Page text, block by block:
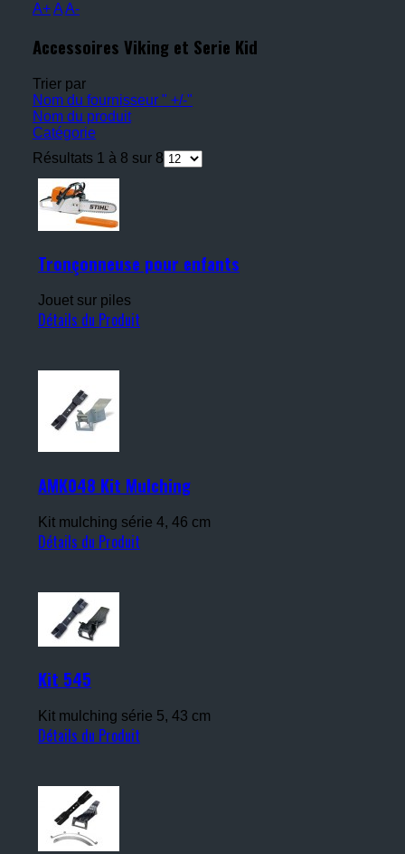
A+AA-
Accessoires Viking et Serie Kid
Trier par
Nom du fournisseur " +/-"
Nom du produit
Catégorie
Résultats 1 à 8 sur 8
Tronçonneuse pour enfants
Jouet sur piles
Détails du Produit
AMK048 Kit Mulching
Kit mulching série 4, 46 cm
Détails du Produit
Kit 545
Kit mulching série 5, 43 cm
Détails du Produit